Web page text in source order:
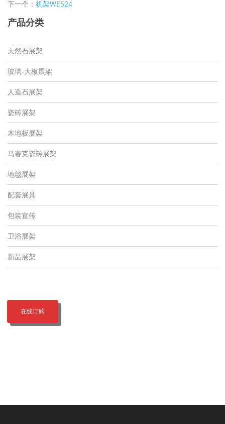
下一个： 机架WE524
产品分类
天然石展架
玻璃-大板展架
人造石展架
瓷砖展架
木地板展架
马赛克瓷砖展架
地毯展架
配套展具
包装宣传
卫浴展架
新品展架
在线订购